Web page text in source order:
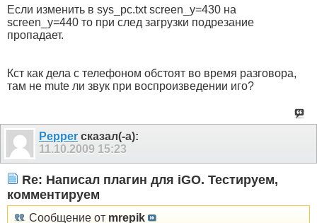
Если изменить в sys_pc.txt screen_y=430 на
screen_y=440 то при след загрузки подрезание
пропадает.
Кст как дела с телефоном обстоят во время разговора,
там не mute ли звук при воспроизведении иго?
Pepper сказал(-а):
11.10.2009 15:23
Re: Написал плагин для iGO. Тестируем,
комментируем
Сообщение от mrepik